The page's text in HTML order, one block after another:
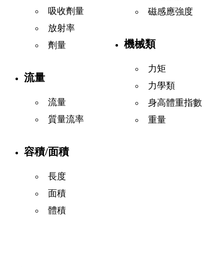
吸收劑量
放射率
劑量
流量
流量
質量流率
容積/面積
長度
面積
體積
磁感應強度
機械類
力矩
力學類
身高體重指數
重量